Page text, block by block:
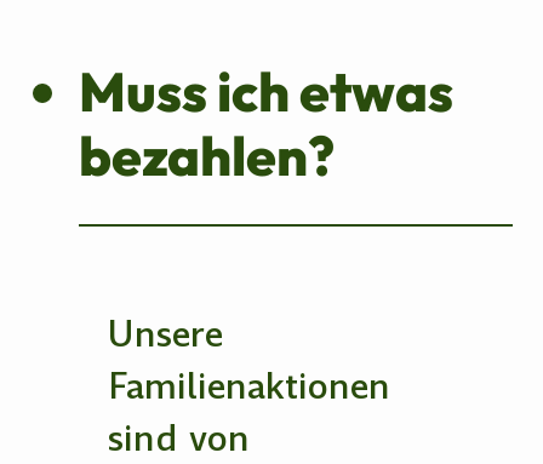
Muss ich etwas
bezahlen?
Unsere
Familienaktionen
sind von